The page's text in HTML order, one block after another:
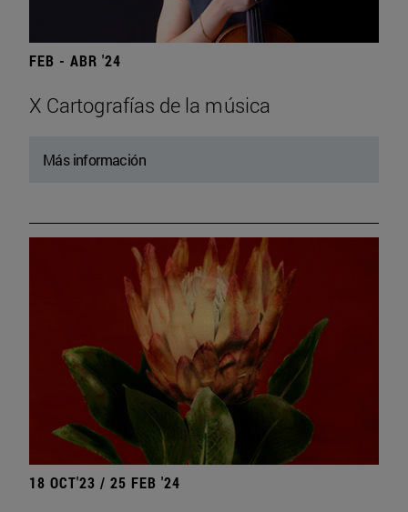
FEB - ABR '24
X Cartografías de la música
Más información
18 OCT'23 / 25 FEB '24